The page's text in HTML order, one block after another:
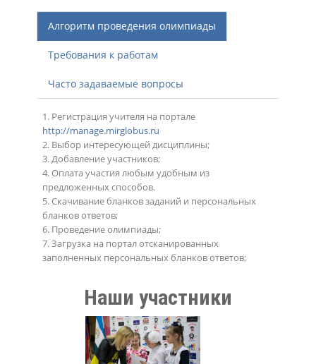
Алгоритм проведения олимпиады
Требования к работам
Часто задаваемые вопросы
1. Регистрация учителя на портале
http://manage.mirglobus.ru
2. Выбор интересующей дисциплины;
3. Добавление участников;
4. Оплата участия любым удобным из
предложенных способов.
5. Скачивание бланков заданий и персональных
бланков ответов;
6. Проведение олимпиады;
7. Загрузка на портал отсканированных
заполненных персональных бланков ответов;
Наши участники